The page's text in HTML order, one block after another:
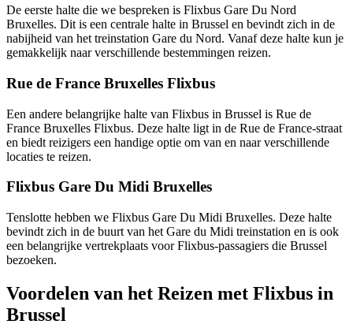
De eerste halte die we bespreken is Flixbus Gare Du Nord
Bruxelles. Dit is een centrale halte in Brussel en bevindt zich in de
nabijheid van het treinstation Gare du Nord. Vanaf deze halte kun je
gemakkelijk naar verschillende bestemmingen reizen.
Rue de France Bruxelles Flixbus
Een andere belangrijke halte van Flixbus in Brussel is Rue de
France Bruxelles Flixbus. Deze halte ligt in de Rue de France-straat
en biedt reizigers een handige optie om van en naar verschillende
locaties te reizen.
Flixbus Gare Du Midi Bruxelles
Tenslotte hebben we Flixbus Gare Du Midi Bruxelles. Deze halte
bevindt zich in de buurt van het Gare du Midi treinstation en is ook
een belangrijke vertrekplaats voor Flixbus-passagiers die Brussel
bezoeken.
Voordelen van het Reizen met Flixbus in
Brussel